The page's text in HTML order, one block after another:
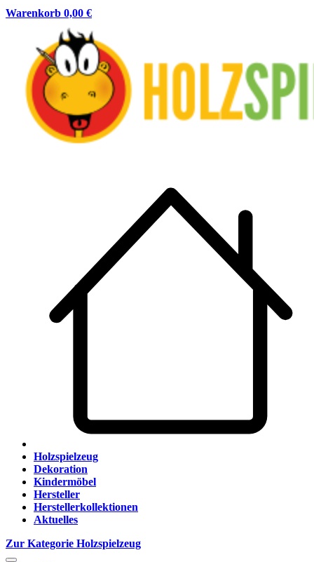
Warenkorb 0,00 €
Holzspielzeug
Dekoration
Kindermöbel
Hersteller
Herstellerkollektionen
Aktuelles
Zur Kategorie Holzspielzeug